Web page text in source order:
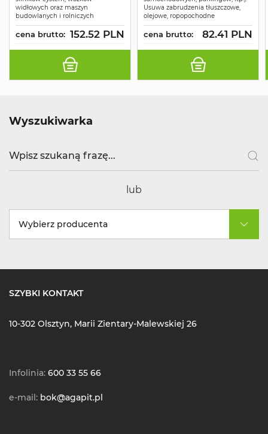
widłowych oraz maszyn
budowlanych i rolniczych
cena brutto: 152.52 PLN
Usuwa zabrudzenia tłuszczowe,
olejowe, ropopochodne
cena brutto: 82.41 PLN
Wyszukiwarka
lub
Wybierz producenta
SZYBKI KONTAKT
10-302 Olsztyn, Marii Zientary-Malewskiej 26
Infolinia: 600 33 55 66
e-mail: bok@agapit.pl